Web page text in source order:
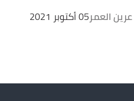
عرين العمر05 أكتوبر 2021